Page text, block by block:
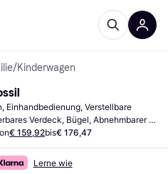
/Kinderwagen
Einhandbedienung, Verstellbare
Verdeck, Bügel, Abnehmbarer
Braun
€ 159,92bis€ 176,47
Lerne wie